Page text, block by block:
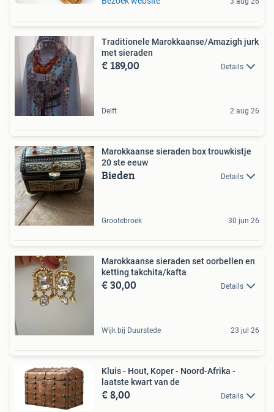
Traditionele Marokkaanse/Amazigh jurk
met sieraden
€ 189,00 Details
Delft 2 aug 26
Marokkaanse sieraden box trouwkistje
20 ste eeuw
Bieden Details
Grootebroek 30 jun 26
Marokkaanse sieraden set oorbellen en
ketting takchita/kafta
€ 30,00 Details
Wijk bij Duurstede 23 jul 26
Kluis - Hout, Koper - Noord-Afrika -
laatste kwart van de
€ 8,00 Details